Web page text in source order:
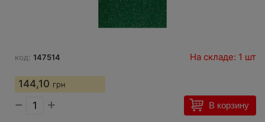
код: 147514 На складе: 1 шт
144,10 грн
− + В корзину